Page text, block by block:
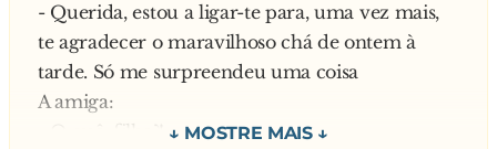
- Querida, estou a ligar-te para, uma vez mais,
te agradecer o maravilhoso chá de ontem à
tarde. Só me surpreendeu uma coisa
A amiga:
- O quê, filha?!